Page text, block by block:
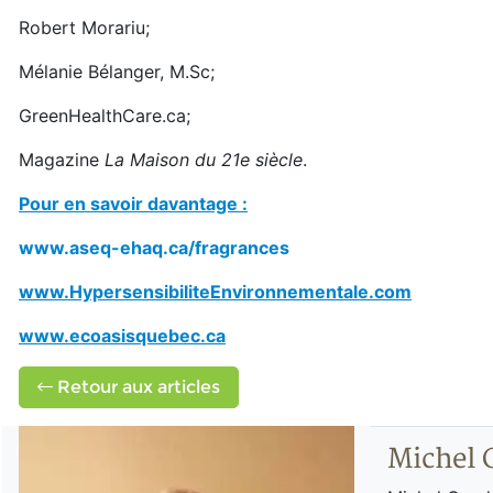
Robert Morariu;
Mélanie Bélanger, M.Sc;
GreenHealthCare.ca;
Magazine La Maison du 21e siècle.
Pour en savoir davantage :
www.aseq-ehaq.ca/fragrances
www.HypersensibiliteEnvironnementale.com
www.ecoasisquebec.ca
Retour aux articles
Michel